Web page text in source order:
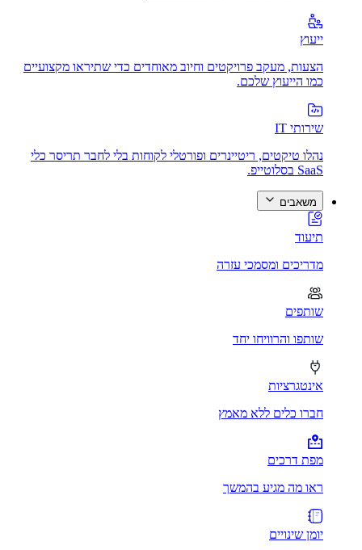
ייעוץ
הצעות, מעקב פרויקטים וחיוב מאוחדים כדי שתיראו מקצועיים
כמו הייעוץ שלכם.
שירותי IT
נהלו טיקטים, ריטיינרים ופורטלי לקוחות בלי לחבר תריסר כלי
SaaS בסלוטייפ.
משאבים
תיעוד
מדריכים ומסמכי עזרה
שותפים
שותפו והרוויחו יחד
אינטגרציות
חברו כלים ללא מאמץ
מפת דרכים
ראו מה מגיע בהמשך
יומן שינויים